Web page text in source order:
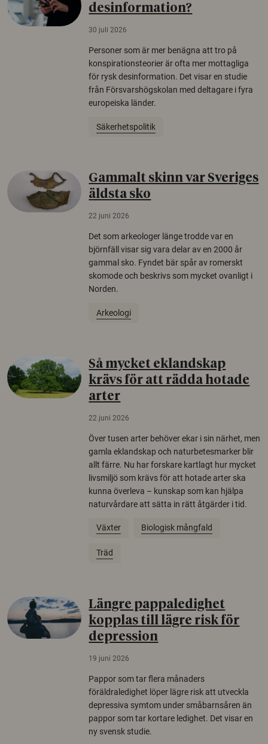
desinformation?
30 juli 2026
Personer som är mer benägna att tro på
konspirationsteorier är ofta mer mottagliga
för rysk desinformation. Det visar en studie
från Försvarshögskolan med deltagare i fyra
europeiska länder.
Säkerhetspolitik
Gammalt skinn var Sveriges
äldsta sko
22 juni 2026
Det som arkeologer länge trodde var en
björnfäll visar sig vara delar av en 2000 år
gammal sko. Fyndet bär spår av romerskt
skomode och beskrivs som mycket ovanligt i
Norden.
Arkeologi
Så mycket eklandskap
krävs för att rädda hotade
arter
22 juni 2026
Över tusen arter behöver ekar i sin närhet, men
gamla eklandskap och naturbetesmarker blir
allt färre. Nu har forskare kartlagt hur mycket
livsmiljö som krävs för att hotade arter ska
kunna överleva – kunskap som kan hjälpa
naturvårdare att sätta in rätt åtgärder i tid.
Växter Biologisk mångfald
Träd
Längre pappaledighet
kopplas till lägre risk för
depression
19 juni 2026
Pappor som tar flera månaders
föräldraledighet löper lägre risk att utveckla
depressiva symtom under småbarnsåren än
pappor som tar kortare ledighet. Det visar en
ny svensk studie.